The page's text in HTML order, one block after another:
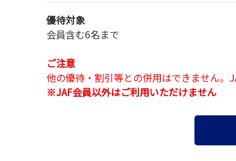
優待対象
会員含む6名まで
ご注意
他の優待・割引等との併用はできません。
※JAF会員以外はご利用いただけません